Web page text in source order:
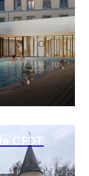
CFDT